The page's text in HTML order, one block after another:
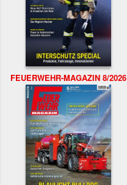
FEUERWEHR-MAGAZIN 8/2026